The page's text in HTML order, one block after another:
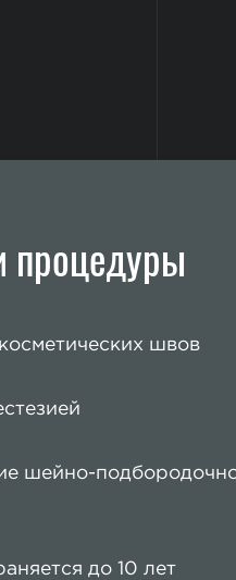
процедуры
швов
шейно-
до 10 лет